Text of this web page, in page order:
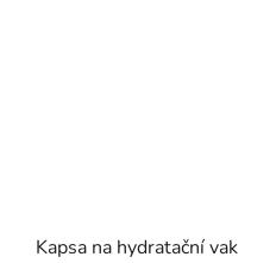
Kapsa na hydratační vak